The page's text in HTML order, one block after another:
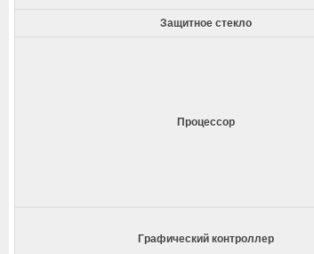
Защитное стекло
Процессор
Графический контроллер